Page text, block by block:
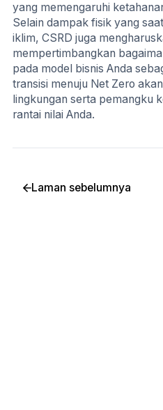
yang memengaruhi
Selain dampak fisik yang
iklim, CSRD juga
mempertimbangkan
pada model bisnis Anda
transisi menuju Net Zero
lingkungan serta pemangku
rantai nilai Anda.
Laman sebelumnya